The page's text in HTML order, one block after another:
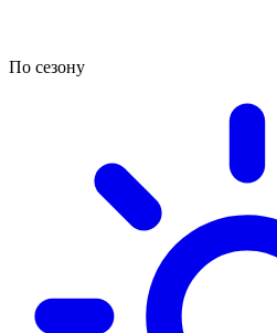
По сезону